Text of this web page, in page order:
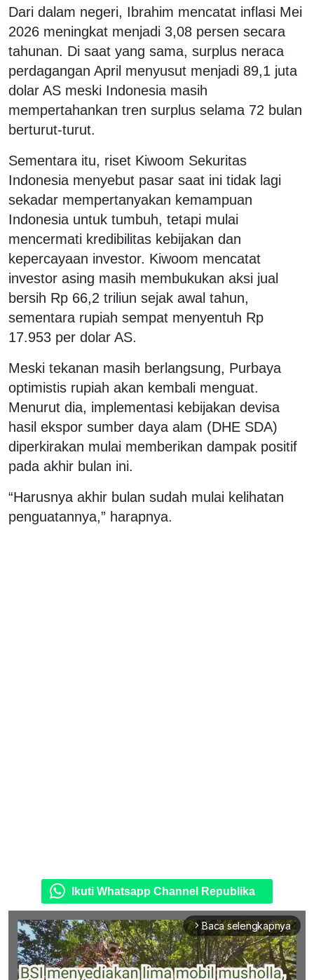
Dari dalam negeri, Ibrahim mencatat inflasi Mei
2026 meningkat menjadi 3,08 persen secara
tahunan. Di saat yang sama, surplus neraca
perdagangan April menyusut menjadi 89,1 juta
dolar AS meski Indonesia masih
mempertahankan tren surplus selama 72 bulan
berturut-turut.
Sementara itu, riset Kiwoom Sekuritas
Indonesia menyebut pasar saat ini tidak lagi
sekadar mempertanyakan kemampuan
Indonesia untuk tumbuh, tetapi mulai
mencermati kredibilitas kebijakan dan
kepercayaan investor. Kiwoom mencatat
investor asing masih membukukan aksi jual
bersih Rp 66,2 triliun sejak awal tahun,
sementara rupiah sempat menyentuh Rp
17.953 per dolar AS.
Meski tekanan masih berlangsung, Purbaya
optimistis rupiah akan kembali menguat.
Menurut dia, implementasi kebijakan devisa
hasil ekspor sumber daya alam (DHE SDA)
diperkirakan mulai memberikan dampak positif
pada akhir bulan ini.
“Harusnya akhir bulan sudah mulai kelihatan
penguatannya,” harapnya.
Ikuti Whatsapp Channel Republika
arrow_forward_ios Baca selengkapnya